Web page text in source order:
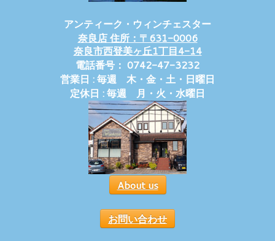
アンティーク・ウィンチェスター
奈良店 住所：〒631-0006
奈良市西登美ヶ丘1丁目4-14
電話番号： 0742-47-3232
営業日 : 毎週 木・金・土・日曜日
定休日 : 毎週 月・火・水曜日
About us
お問い合わせ